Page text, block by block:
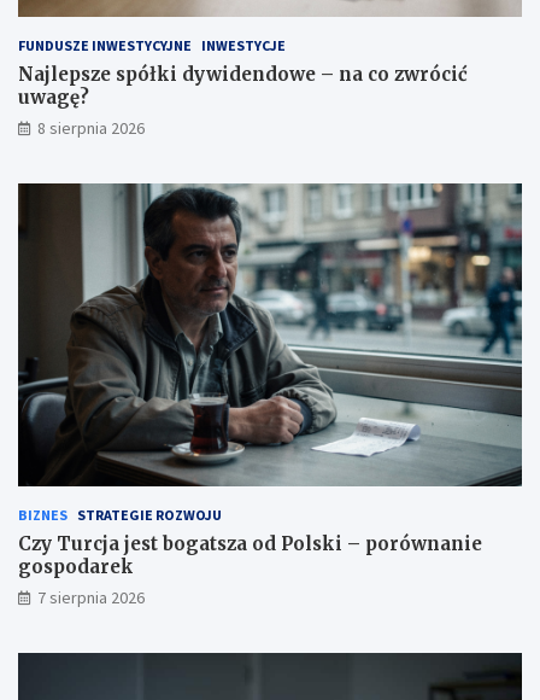
w
a
g
ę
?
FUNDUSZE INWESTYCYJNE INWESTYCJE
Najlepsze spółki dywidendowe – na co zwrócić
uwagę?
8 sierpnia 2026
BIZNES STRATEGIE ROZWOJU
Czy Turcja jest bogatsza od Polski – porównanie
gospodarek
7 sierpnia 2026